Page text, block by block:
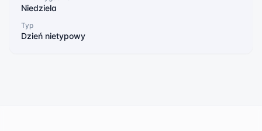
Niedziela
Typ
Dzień nietypowy